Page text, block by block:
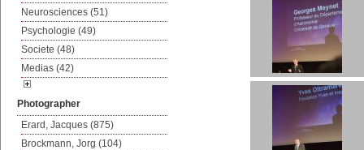
Neurosciences (51)
Psychologie (49)
Societe (48)
Medias (42)
Photographer
Erard, Jacques (875)
Brockmann, Jorg (104)